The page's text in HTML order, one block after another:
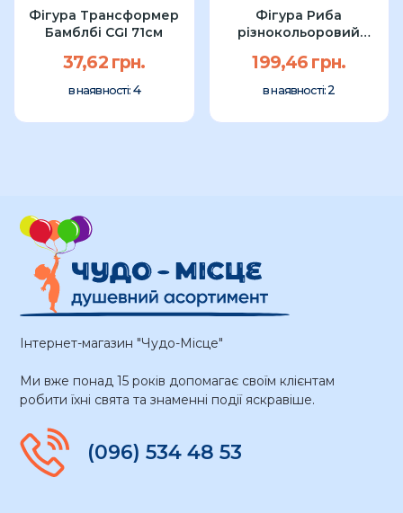
Фігура Трансформер
Бамблбі CGI 71см
37,62 грн.
в наявності: 4
Фігура Риба
різнокольоровий
199,46 грн.
в наявності:2
Інтернет-магазин "Чудо-Місце"
Ми вже понад 15 років допомагає своїм клієнтам
робити їхні свята та знаменні події яскравіше.
(096) 534 48 53